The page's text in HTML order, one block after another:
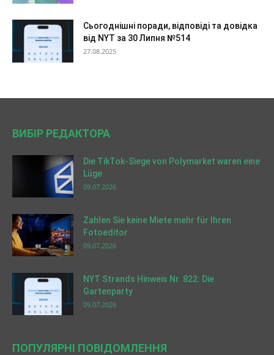
Сьогоднішні поради, відповіді та довідка
від NYT за 30 Липня №514
27.08.2025
ВИБІР РЕДАКТОРА
Die TikTok-Siege von Polymarket waren eine
Lüge
09.07.2026
Zahlen Sie keine Miete mehr für Ihren
Fotoeditor
09.07.2026
NYT Strands Hinweis Nr. 822: Die
Gartenparty
09.07.2026
ПОПУЛЯРНІ ПОВІДОМЛЕННЯ